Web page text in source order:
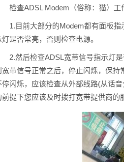
查ADSL Modem（俗称：猫）工
目前大部分的Modem都有面板指
是否常亮，否则检查电源。
然后检查ADSL宽带信号指示灯是
带信号正常之后，停止闪烁，保持
停闪烁，应该检查从外部线路(从话
前提下您应该及时拨打宽带提供商的